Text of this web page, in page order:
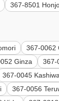
367-8501
367-0062
Ginza 367-
367-0045 Kashiwa
367-0056